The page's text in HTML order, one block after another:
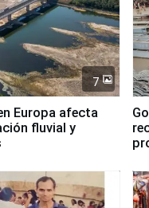
7
Europa afecta
fluvial y